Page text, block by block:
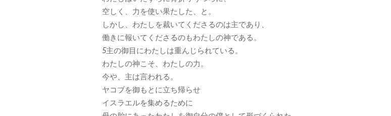
空しく、力を使い果たした、と。
しかし、わたしを裁いてくださるのは主であり、
働きに報いてくださるのもわたしの神である。
5主の御目にわたしは重んじられている。
わたしの神こそ、わたしの力。
今や、主は言われる。
ヤコブを御もとに立ち帰らせ
イスラエルを集めるために